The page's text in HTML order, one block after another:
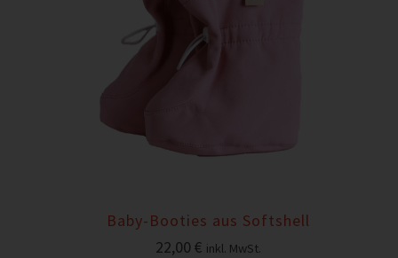
Baby-Booties aus Softshell
22,00 € inkl. MwSt.